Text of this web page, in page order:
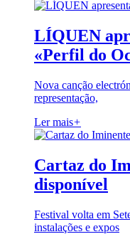
LÍQUEN
«Perfil do
Nova canção
representação,
Ler mais+
Cartaz do
disponível
Festival volta em
instalações e expos